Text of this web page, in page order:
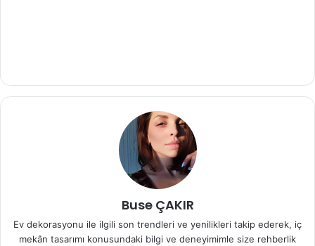
Buse ÇAKIR
Ev dekorasyonu ile ilgili son trendleri ve yenilikleri takip ederek, iç
mekân tasarımı konusundaki bilgi ve deneyimimle size rehberlik